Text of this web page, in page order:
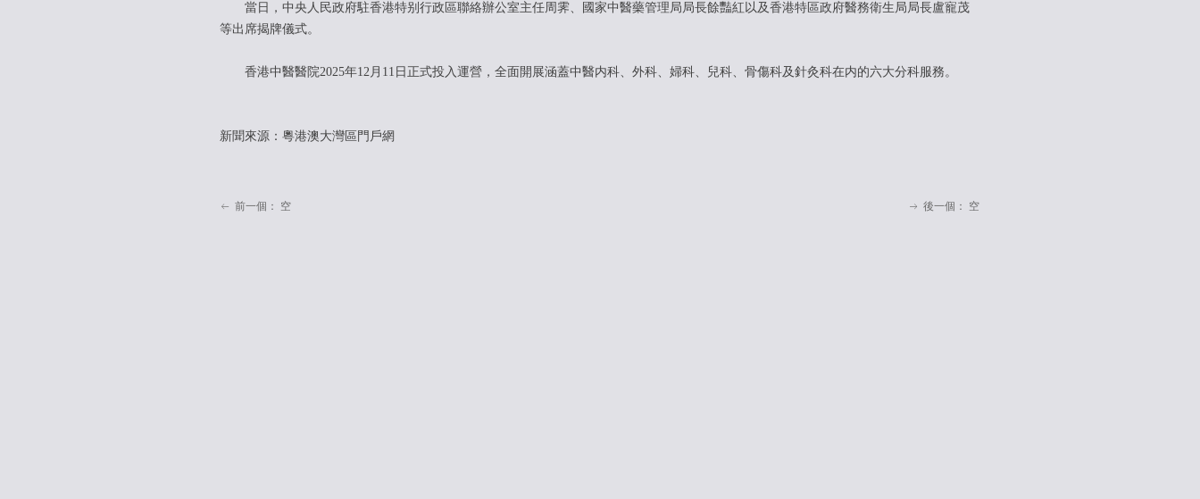
當日，中央人民政府駐香港特别行政區聯絡辦公室主任周霁、國家中醫藥管理局局長餘豔紅以及香港特區政府醫務衛生局局長盧寵茂
等出席揭牌儀式。
香港中醫醫院2025年12月11日正式投入運營，全面開展涵蓋中醫内科、外科、婦科、兒科、骨傷科及針灸科在内的六大分科服務。
新聞來源：粵港澳大灣區門戶網
ꂃ 前一個： 空 ꁹ 後一個： 空